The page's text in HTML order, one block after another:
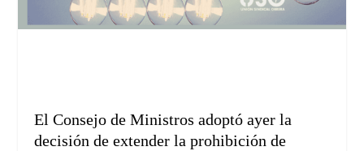
El Consejo de Ministros adoptó ayer la
decisión de extender la prohibición de